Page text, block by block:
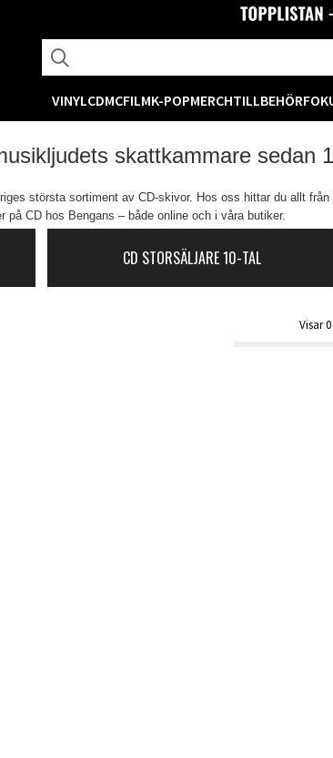
VINYLCDMCFILMK-POPMERCHTILLBEHÖR
skattkammare sedan
största sortiment av CD-skivor. Hos oss hittar du allt
CD hos Bengans – både online och i våra butiker.
CD STORSÄLJARE 10-TAL
Visar0